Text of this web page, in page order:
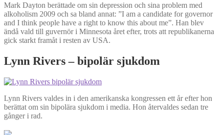
Mark Dayton berättade om sin depression och sina problem med
alkoholism 2009 och sa bland annat: ”I am a candidate for governor
and I think people have a right to know this about me”. Han blev
ändå vald till guvernör i Minnesota året efter, trots att republikanerna
gick starkt framåt i resten av USA.
Lynn Rivers – bipolär sjukdom
Lynn Rivers valdes in i den amerikanska kongressen ett år efter hon
berättat om sin bipolära sjukdom i media. Hon återvaldes sedan tre
gånger i rad.